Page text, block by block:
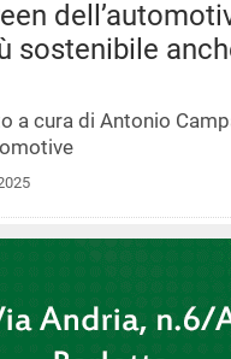
sostenibile
a cura di Antonio